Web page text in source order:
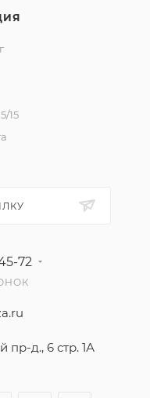
15
72
пр-д., 6 стр. 1А